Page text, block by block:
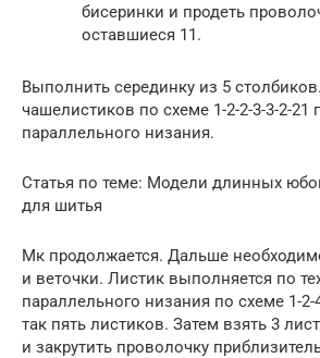
бисеринки и продеть
оставшиеся 11.
Выполнить серединку из 5
чашелистиков по схеме 1-2-2-3-3-2-21
параллельного низания.
Статья по теме: Модели длинных
для шитья
Мк продолжается. Дальше
и веточки. Листик выполняется по
параллельного низания по схеме 1-2-
так пять листиков. Затем взять 3
и закрутить проволочку